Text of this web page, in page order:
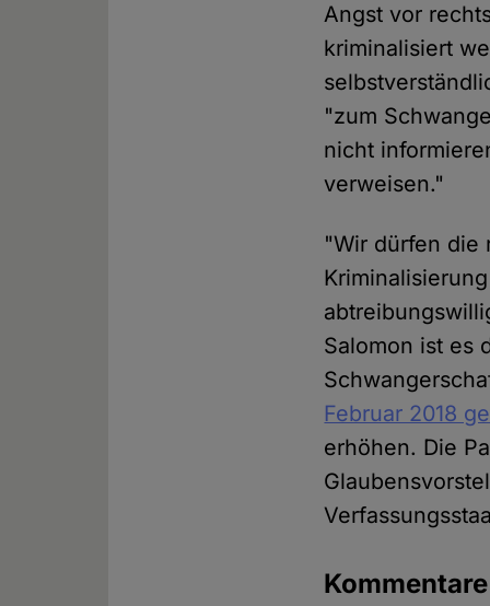
Angst vor
kriminalisiert
"zum
nicht
verweisen."
"Wir dürfen die
Salomon ist es
Februar 2018
erhöhen. Die
Kommentare